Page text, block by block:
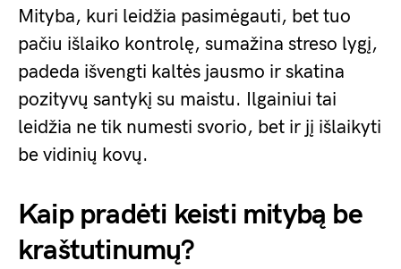
Mityba, kuri leidžia pasimėgauti, bet tuo
pačiu išlaiko kontrolę, sumažina streso lygį,
padeda išvengti kaltės jausmo ir skatina
pozityvų santykį su maistu. Ilgainiui tai
leidžia ne tik numesti svorio, bet ir jį išlaikyti
be vidinių kovų.
Kaip pradėti keisti mitybą be
kraštutinumų?